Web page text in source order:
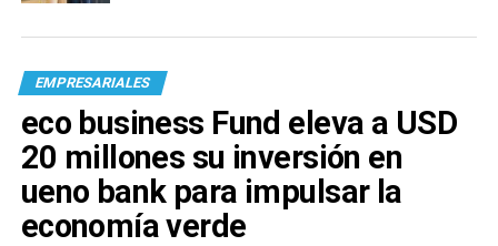
EMPRESARIALES
eco business Fund eleva a USD
20 millones su inversión en
ueno bank para impulsar la
economía verde